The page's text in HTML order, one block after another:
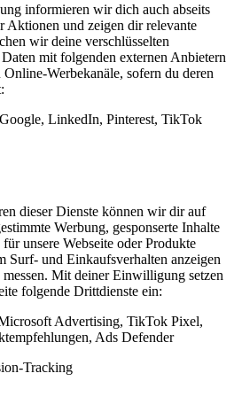
informieren wir dich auch abseits
Aktionen und zeigen dir relevante
wir deine verschlüsselten
mit folgenden externen Anbietern
Online-Werbekanäle, sofern du deren
LinkedIn, Pinterest, TikTok
dieser Dienste können wir dir auf
Werbung, gesponserte Inhalte
unsere Webseite oder Produkte
Surf- und Einkaufsverhalten anzeigen
Mit deiner Einwilligung setzen
folgende Drittdienste ein:
Advertising, TikTok Pixel,
Ads Defender
Tracking